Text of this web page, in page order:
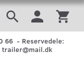
66 - Reservedele:
trailer@mail.dk